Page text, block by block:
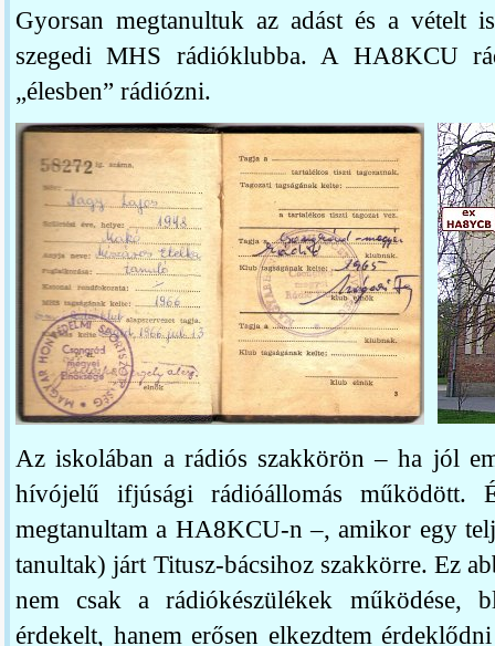
Gyorsan megtanultuk az adást és a vételt
szegedi MHS rádióklubba. A HA8KCU
„élesben” rádiózni.
Az iskolában a rádiós szakkörön – ha jól
hívójelű ifjúsági rádióállomás
megtanultam a HA8KCU-n –, amikor egy
tanultak) járt Titusz-bácsihoz szakkörre. Ez
nem csak a rádiókészülékek működése,
érdekelt, hanem erősen elkezdtem